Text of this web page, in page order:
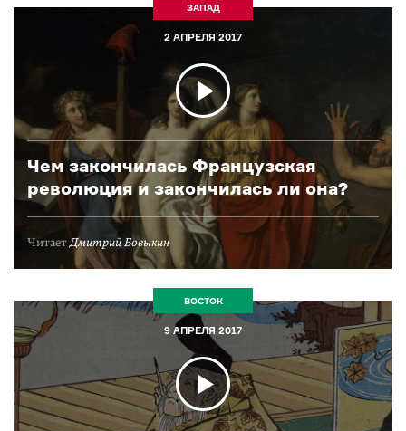
ЗАПАД
2 АПРЕЛЯ 2017
Чем закончилась Французская
революция и закончилась ли она?
ЧитаетДмитрий Бовыкин
ВОСТОК
9 АПРЕЛЯ 2017